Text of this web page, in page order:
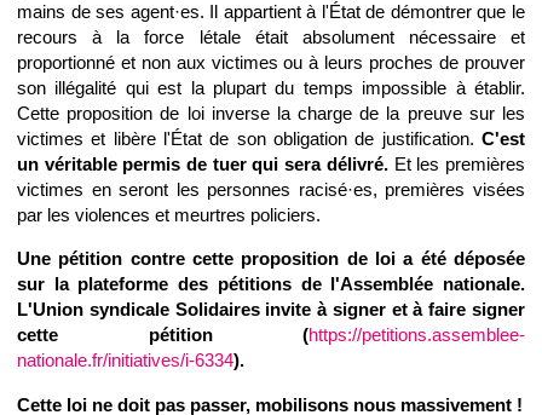
mains de ses agent·es. Il appartient à l'État de démontrer que le
recours à la force létale était absolument nécessaire et
proportionné et non aux victimes ou à leurs proches de prouver
son illégalité qui est la plupart du temps impossible à établir.
Cette proposition de loi inverse la charge de la preuve sur les
victimes et libère l'État de son obligation de justification. C'est
un véritable permis de tuer qui sera délivré.Et les premières
victimes en seront les personnes racisé·es, premières visées
par les violences et meurtres policiers.
Une pétition contre cette proposition de loi a été déposée
sur la plateforme des pétitions de l'Assemblée nationale.
L'Union syndicale Solidaires invite à signer et à faire signer
cette pétition (https://petitions.assemblee-
nationale.fr/initiatives/i-6334).
Cette loi ne doit pas passer, mobilisons nous massivement !